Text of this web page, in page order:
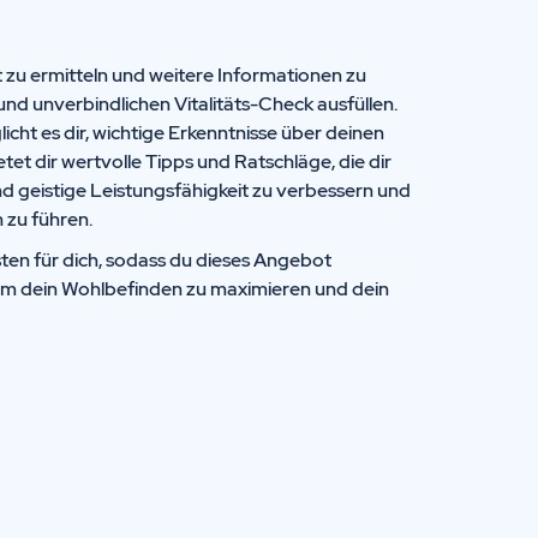
ermitteln und weitere Informationen zu
unverbindlichen Vitalitäts-Check ausfüllen.
es dir, wichtige Erkenntnisse über deinen
dir wertvolle Tipps und Ratschläge, die dir
geistige Leistungsfähigkeit zu verbessern und
zu führen.
für dich, sodass du dieses Angebot
dein Wohlbefinden zu maximieren und dein